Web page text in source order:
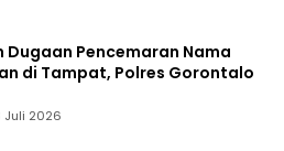
Dugaan Pencemaran Nama
di Tampat, Polres Gorontalo
Juli 2026